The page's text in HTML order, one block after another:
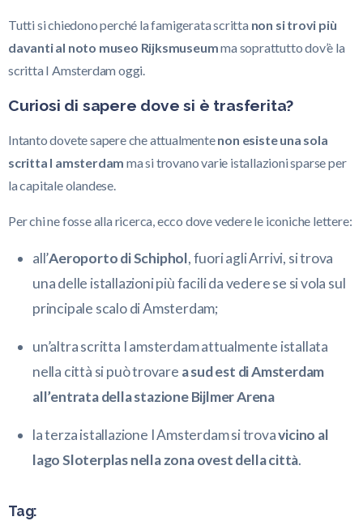
Tutti si chiedono perché la famigerata scritta non si trovi più
davanti al noto museo Rijksmuseumma soprattutto dov’è la
scritta I Amsterdam oggi.
Curiosi di sapere dove si è trasferita?
Intanto dovete sapere che attualmentenon esiste una sola
scritta I amsterdamma si trovano varie istallazioni sparse per
la capitale olandese.
Per chi ne fosse alla ricerca, ecco dove vedere le iconiche lettere:
all’Aeroporto di Schiphol, fuori agli Arrivi, si trova
una delle istallazioni più facili da vedere se si vola sul
principale scalo di Amsterdam;
un’altra scritta I amsterdam attualmente istallata
nella città si può trovare a sud est di Amsterdam
all’entrata della stazione Bijlmer Arena
la terza istallazione I Amsterdam si trovavicino al
lago Sloterplas nella zona ovest della città.
Tag: